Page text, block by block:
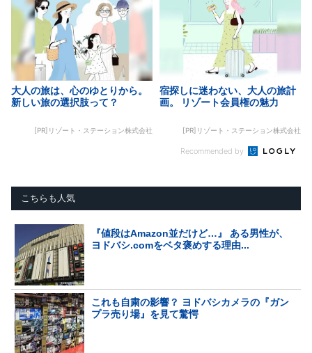
大人の旅は、心のゆとりから。
新しい旅の選択肢って？
[PR]リゾート・ステーション株式会社
宿探しに迷わない、大人の旅計
画。 リゾート会員権の魅力
[PR]リゾート・ステーション株式会社
Recommended by
こちらも人気
『値段はAmazon並だけど…』 ある男性が、
ヨドバシ.comをベタ褒めする理由...
これも自粛の影響？ ヨドバシカメラの『ガン
プラ売り場』を見て驚愕